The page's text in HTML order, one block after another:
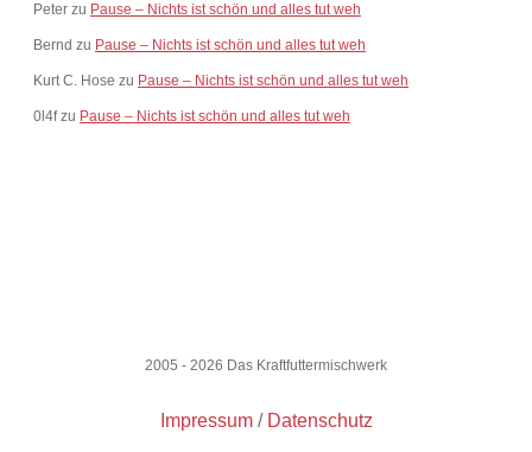
Peter zu Pause – Nichts ist schön und alles tut weh
Bernd zu Pause – Nichts ist schön und alles tut weh
Kurt C. Hose zu Pause – Nichts ist schön und alles tut weh
0l4fzu Pause – Nichts ist schön und alles tut weh
2005 - 2026 Das Kraftfuttermischwerk
Impressum Datenschutz